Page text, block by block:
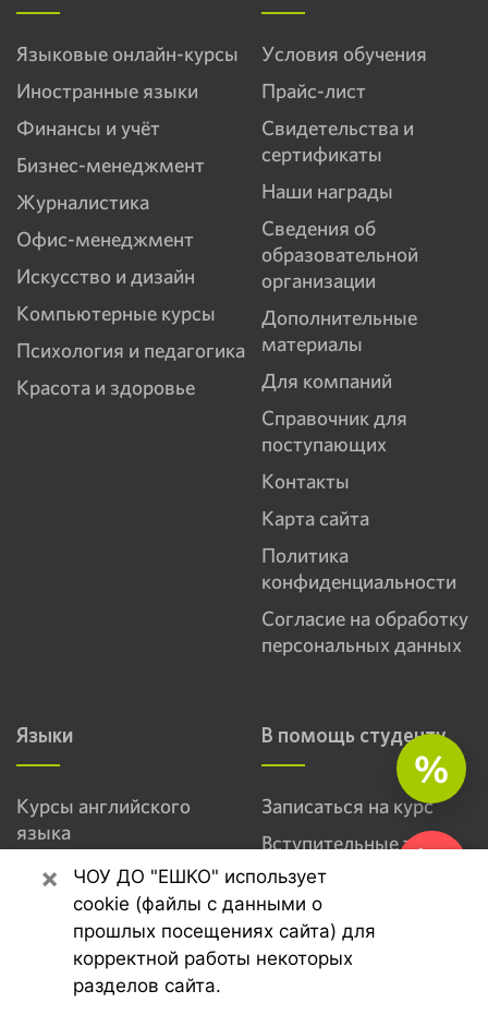
%
Записаться
Языковые онлайн-курсы
Иностранные языки
Финансы и учёт
Бизнес-менеджмент
Журналистика
Офис-менеджмент
Искусство и дизайн
Компьютерные курсы
Психология и педагогика
Красота и здоровье
Условия обучения
Прайс-лист
Свидетельства и
сертификаты
Наши награды
Сведения об
образовательной
организации
Дополнительные
материалы
Для компаний
Справочник для
поступающих
Контакты
Карта сайта
Политика
конфиденциальности
Согласие на обработку
персональных данных
В помощь студенту
Записаться на курс
Вступительные тесты
Вопросы - ответы
Отзывы
Новости
Языки
Курсы английского
языка
Курсы немецкого языка
Курсы французского
Курсы итальянского
ЧОУ ДО "ЕШКО" использует
cookie (файлы с данными о
прошлых посещениях сайта) для
корректной работы некоторых
разделов сайта.
×